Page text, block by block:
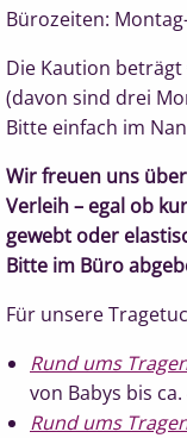
Bürozeiten:
Die Kaution beträgt
(davon sind drei
Bitte einfach im
Wir freuen uns
Verleih – egal ob
gewebt oder
Bitte im Büro
Für unsere
Rund ums
von Babys bis
Rund ums